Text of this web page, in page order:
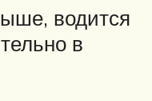
водится
в